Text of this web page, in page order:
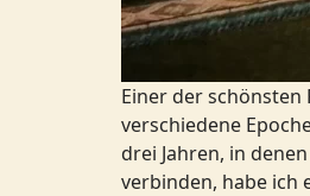
Einer der
verschiedene
drei Jahren, in
verbinden, habe ich